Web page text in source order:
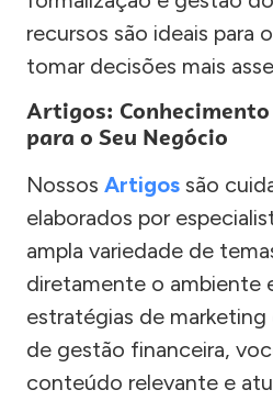
recursos são ideais para
tomar decisões mais
Artigos:
para o Seu Negócio
Nossos Artigos são
elaborados por
ampla variedade de
diretamente o ambiente
estratégias de
de gestão financeira,
conteúdo relevante e